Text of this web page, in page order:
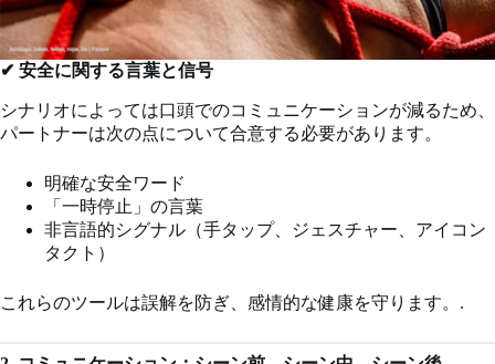
✔ 安全に関する言葉と信号
シナリオによっては口頭でのコミュニケーションが減るため、
パートナーは次の点について合意する必要があります。
明確な安全ワード
「一時停止」の言葉
非言語的シグナル（手タップ、ジェスチャー、アイコン
タクト）
これらのツールは誤解を防ぎ、感情的な健康を守ります。.